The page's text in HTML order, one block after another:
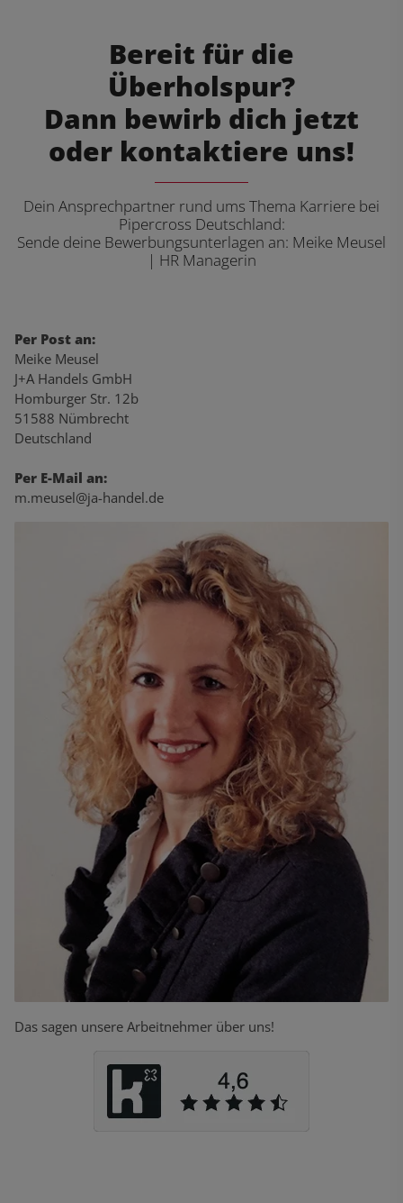
Bereit für die
Überholspur?
Dann bewirb dich jetzt
oder kontaktiere uns!
Dein Ansprechpartner rund ums Thema Karriere bei
Pipercross Deutschland:
Sende deine Bewerbungsunterlagen an: Meike Meusel
| HR Managerin
Per Post an:
Meike Meusel
J+A Handels GmbH
Homburger Str. 12b
51588 Nümbrecht
Deutschland
Per E-Mail an:
m.meusel@ja-handel.de
Das sagen unsere Arbeitnehmer über uns!